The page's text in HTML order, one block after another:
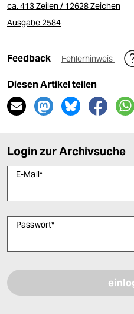
ca. 413 Zeilen / 12628 Zeichen
Ausgabe 2584
Feedback Fehlerhinweis
Diesen Artikel teilen
Login zur Archivsuche
E-Mail*
Passwort*